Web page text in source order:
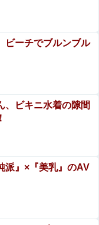
披露ｗｗタオル1枚
サキュバスが来
料で読む方法│蟹
ビーチでブルンブル
、ビキニ水着の隙間
派』×『美乳』のAV